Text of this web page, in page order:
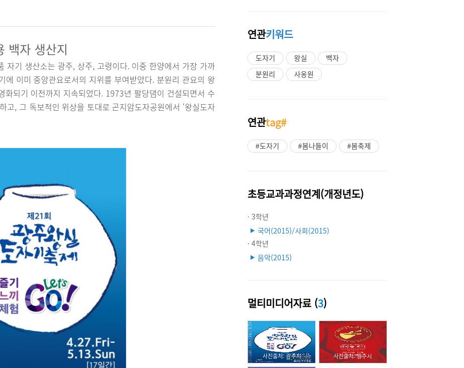
백자 생산지
자기 생산소는 광주, 상주, 고령이다. 이중 한양에서 가장 가까
에 이미 중앙관요로서의 지위를 부여받았다. 분원리 관요의 왕
되기 이전까지 지속되었다. 1973년 팔당댐이 건설되면서 수
고, 그 독보적인 위상을 토대로 곤지암도자공원에서 ‘왕실도자
연관키워드
도자기 왕실
백자
분원리
사옹원
연관tag#
#도자기 #봄나들이 #봄축제
초등교과과정연계(개정년도)
· 3학년
▶ 국어(2015)/사회(2015)
· 4학년
▶ 음악(2015)
멀티미디어자료 (3)
사진출처: 광주시 사진출처: 광주시